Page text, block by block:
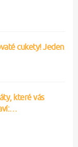
cukety! Jeden
které vás